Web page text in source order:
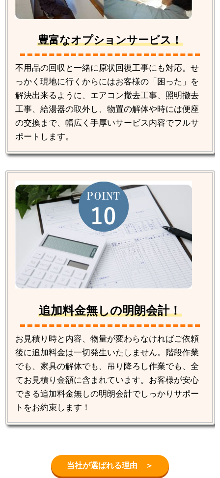
豊富なオプションサービス！
不用品の回収と一緒に原状回復工事にも対応。せ
っかく現地に行くからにはお客様の「困った」を
解決出来るように、エアコン撤去工事、照明撤去
工事、給湯器の取外し、物置の解体や時には便座
の交換まで、幅広く手厚いサービス内容でフルサ
ポートします。
追加料金無しの明朗会計！
お見積り時と内容、物量が変わらなければご依頼
後に追加料金は一切発生いたしません。階段作業
でも、家具の解体でも、吊り降ろし作業でも、全
てお見積り金額に含まれています。お客様が安心
できる追加料金無しの明朗会計でしっかりサポー
トをお約束します！
当社が選ばれる理由 ＞